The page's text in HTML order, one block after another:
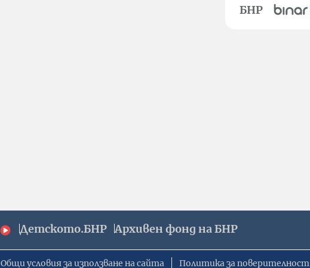
БНР
Детското.БНР Архивен фонд на БНР
Общи условия за използване на сайта Политика за поверителност